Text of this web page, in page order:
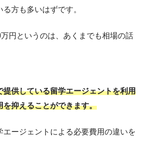
方も多いはずです。
円というのは、あくまでも相場の話
提供している留学エージェントを利用
を抑えることができます。
エージェントによる必要費用の違いを